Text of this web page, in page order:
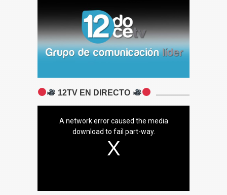
12TV EN DIRECTO
A network error caused the media
download to fail part-way.